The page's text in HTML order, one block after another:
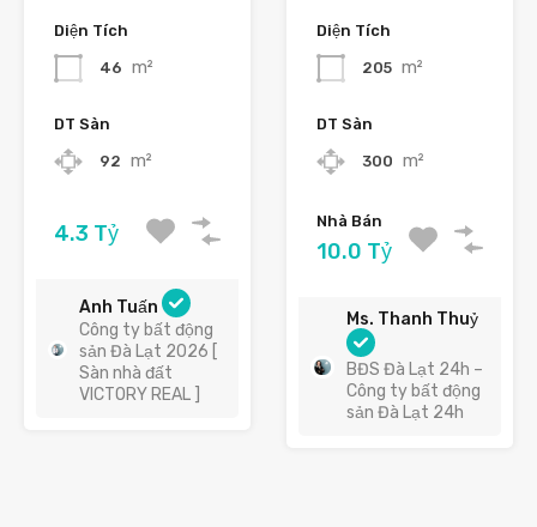
Diện Tích
46 m²
DT Sàn
92 m²
4.3 Tỷ
Anh Tuấn
Công ty bất động
sản Đà Lạt 2026 [
Sàn nhà đất
VICTORY REAL ]
Diện Tích
205 m²
DT Sàn
300 m²
Nhà Bán
10.0 Tỷ
Ms. Thanh Thuỷ
BĐS Đà Lạt 24h –
Công ty bất động
sản Đà Lạt 24h